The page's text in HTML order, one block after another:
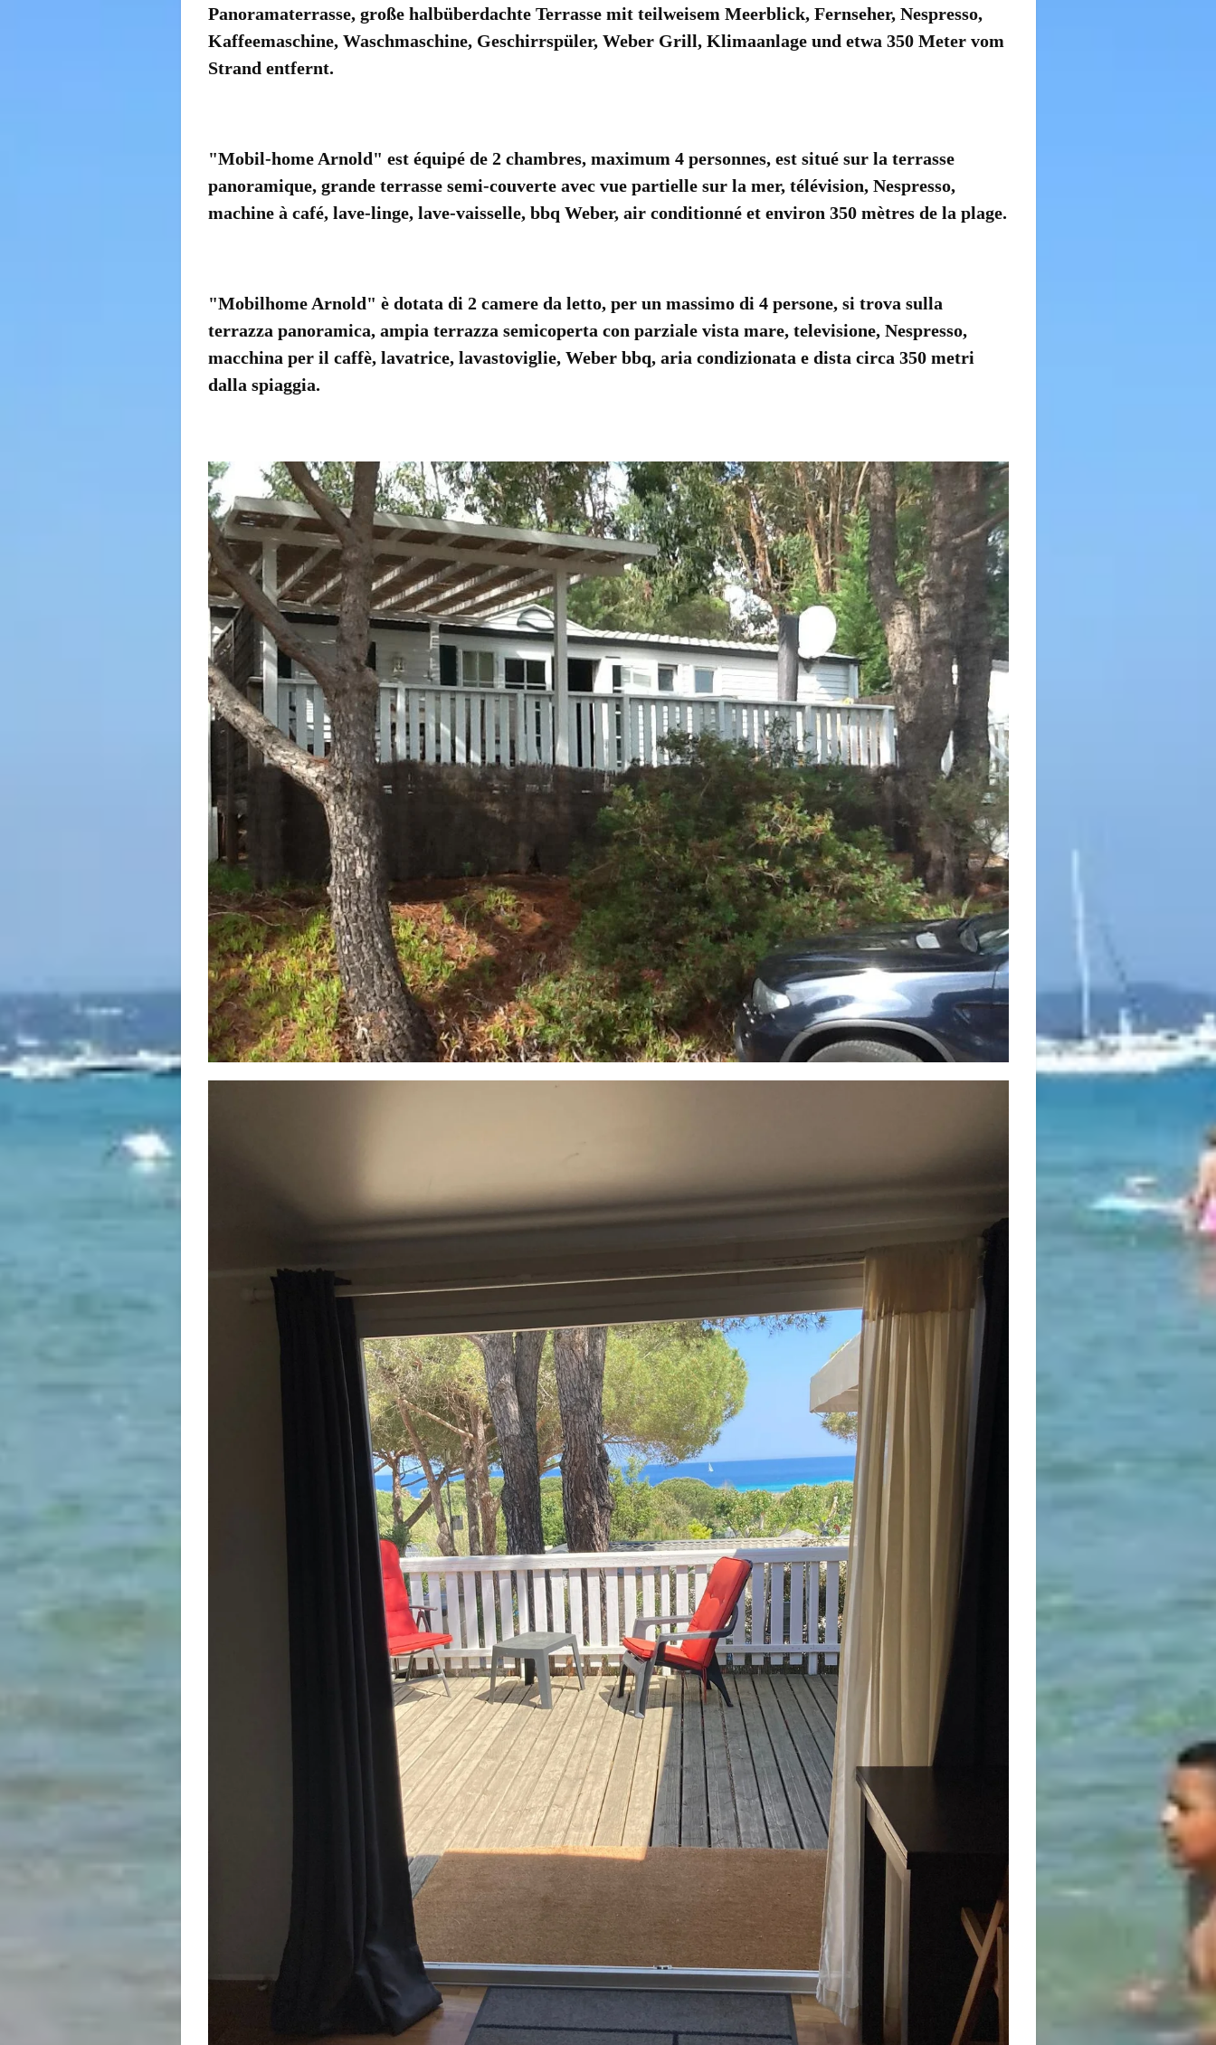
Panoramaterrasse, große halbüberdachte Terrasse mit teilweisem Meerblick, Fernseher, Nespresso,
Kaffeemaschine, Waschmaschine, Geschirrspüler, Weber Grill, Klimaanlage und etwa 350 Meter vom
Strand entfernt.
"Mobil-home Arnold" est équipé de 2 chambres, maximum 4 personnes, est situé sur la terrasse
panoramique, grande terrasse semi-couverte avec vue partielle sur la mer, télévision, Nespresso,
machine à café, lave-linge, lave-vaisselle, bbq Weber, air conditionné et environ 350 mètres de la plage.
"Mobilhome Arnold" è dotata di 2 camere da letto, per un massimo di 4 persone, si trova sulla
terrazza panoramica, ampia terrazza semicoperta con parziale vista mare, televisione, Nespresso,
macchina per il caffè, lavatrice, lavastoviglie, Weber bbq, aria condizionata e dista circa 350 metri
dalla spiaggia.